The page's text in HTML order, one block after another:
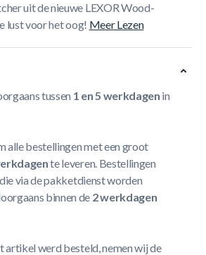
uit de nieuwe LEXOR Wood-
lust voor het oog! Meer Lezen
tussen 1 en 5 werkdagen in
alle bestellingen met een groot
te leveren. Bestellingen
via de pakketdienst worden
binnen de 2 werkdagen
artikel werd besteld, nemen wij de